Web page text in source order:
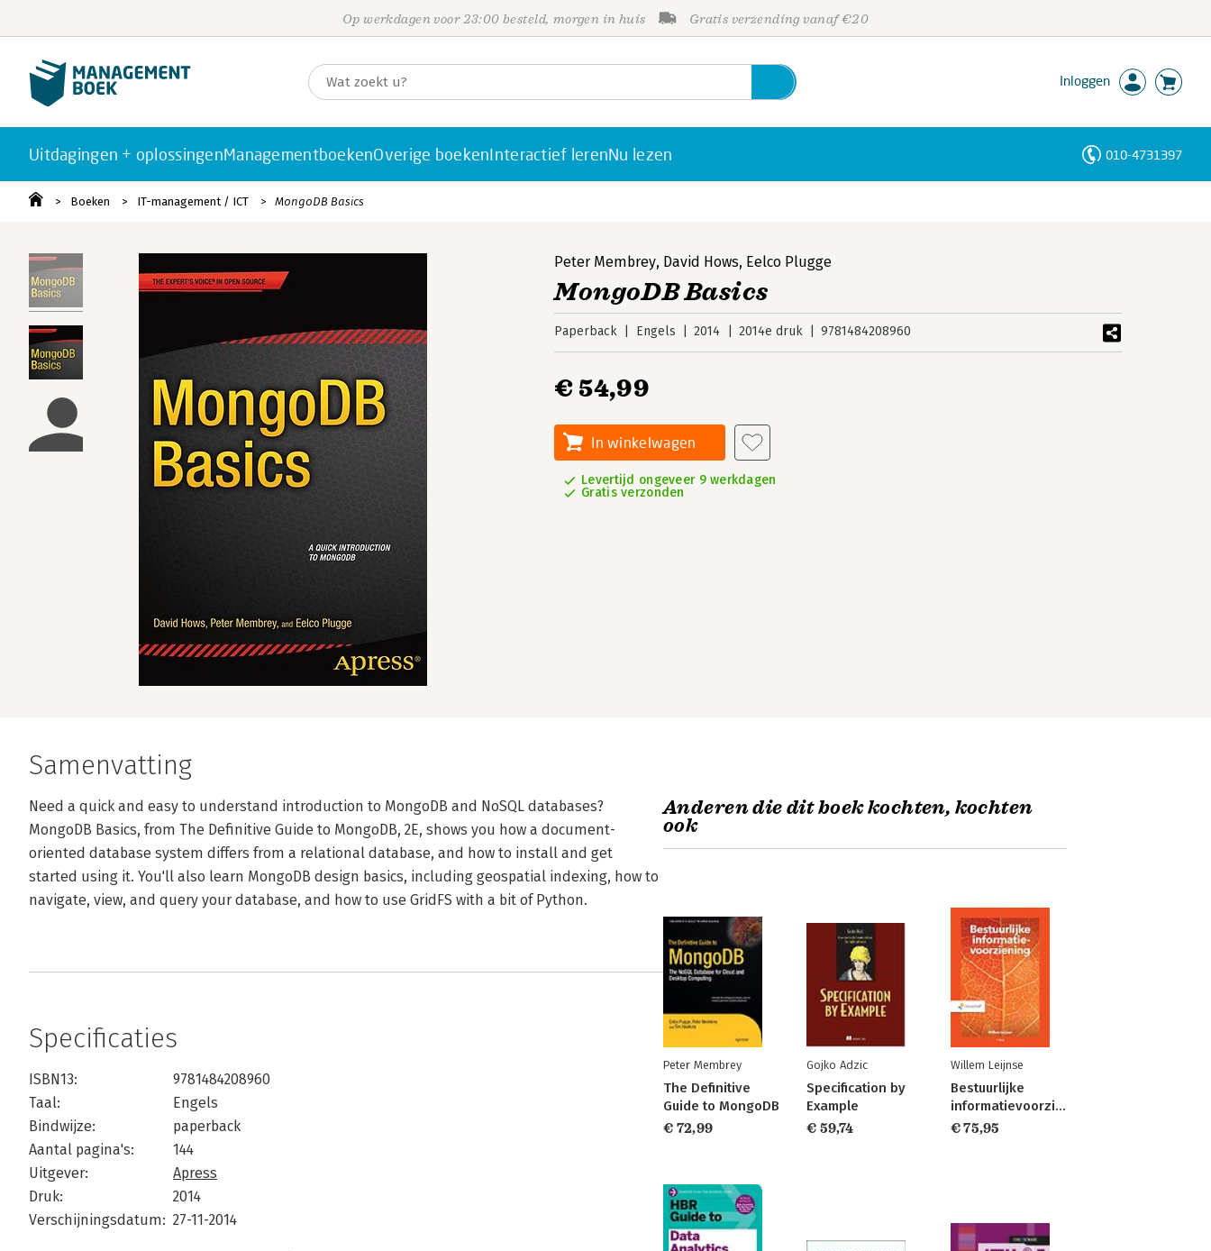
Op werkdagen voor 23:00 besteld, morgen in huis Gratis verzending vanaf €20
Inloggen
Uitdagingen + oplossingenManagementboekenOverige boekenInteractief lerenNu lezen 010-4731397
Boeken IT-management / ICT MongoDB Basics
Peter Membrey, David Hows, Eelco Plugge
MongoDB Basics
Paperback Engels 2014 2014e druk 9781484208960
€ 54,99
In winkelwagen
Levertijd ongeveer 9 werkdagen
Gratis verzonden
Samenvatting
Need a quick and easy to understand introduction to MongoDB and NoSQL databases?
MongoDB Basics, from The Definitive Guide to MongoDB, 2E, shows you how a document-
oriented database system differs from a relational database, and how to install and get
started using it. You'll also learn MongoDB design basics, including geospatial indexing, how to
navigate, view, and query your database, and how to use GridFS with a bit of Python.
Specificaties
ISBN13:
9781484208960
Taal:
Engels
Bindwijze:
paperback
Aantal pagina's:
144
Uitgever:
Apress
Druk:
2014
Verschijningsdatum: 27-11-2014
Anderen die dit boek kochten, kochten
ook
Peter Membrey
The Definitive
Guide to MongoDB
€ 72,99
Gojko Adzic
Specification by
Example
€ 59,74
Willem Leijnse
Bestuurlijke
informatievoorziening
€ 75,95
Personen